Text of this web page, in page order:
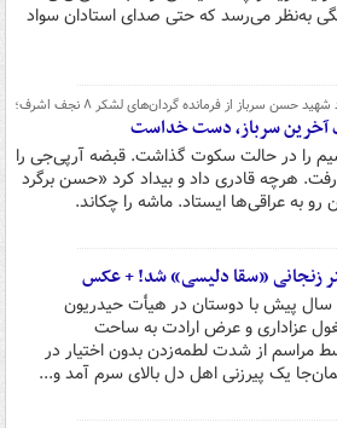
به‌نظر می‌رسد که حتی صدای استادان سواد
شهید حسن سرباز از فرمانده گردان‌های لشکر ۸ نجف اشرف؛
آخرین سرباز، دست خداست
را در حالت سکوت گذاشت. قبضه آرپی‌جی را
هرچه قادری داد و بیداد کرد «حسن برگرد
به‌ عراقی‌ها ایستاد. ماشه را چکاند.
زنجانی «سقا دلیسی» شد! + عکس
پیش با دوستان در هیأت حیدریون
عزاداری و عرض ارادت به ساحت
از شدت لطمه‌زدن بدون اختیار در
یک پیرزنی اهل دل بالای سرم آمد و...